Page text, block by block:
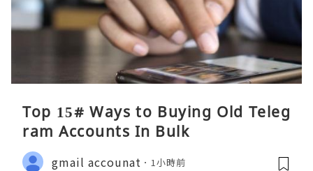
Top 15# Ways to Buying Old Teleg
ram Accounts In Bulk
gmail accounat 1小時前